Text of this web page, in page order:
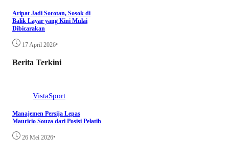
Aripat Jadi Sorotan, Sosok di
Balik Layar yang Kini Mulai
Dibicarakan
17 April 2026•
Berita Terkini
VistaSport
Manajemen Persija Lepas
Mauricio Souza dari Posisi Pelatih
26 Mei 2026•